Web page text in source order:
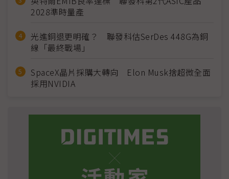
2028準時量產
光進銅退更明確？ 聯發科估SerDes 448G為銅
線「最終戰場」
SpaceX晶片採購大轉向 Elon Musk捨超微全面
採用NVIDIA